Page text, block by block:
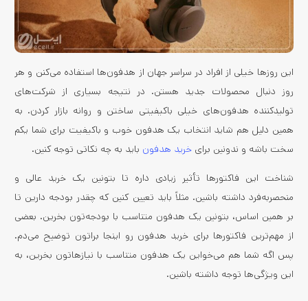
این روزها خیلی از افراد در سراسر جهان از هدفون‌ها استفاده می‌کنن و هر
روز دنبال محصولات جدید هستن. در نتیجه بسیاری از شرکت‌های
تولیدکننده هدفون‌های خیلی باکیفیتی ساختن و روانه بازار کردن. به
همین دلیل هم شاید انتخاب یک هدفون خوب و باکیفیت برای شما یکم
سخت باشه و ندونین برای خرید هدفون باید به چه نکاتی توجه کنین.
شناخت این فاکتورها تأثیر زیادی داره تا بتونین یک خرید عالی و
منحصربه‌فرد داشته باشین. مثلاً باید تعیین کنین که چقدر بودجه دارین تا
بر همین اساس، بتونین یک هدفون متناسب با بودجه‌تون بخرین. بعضی
از مهم‌ترین فاکتورها برای خرید هدفون رو اینجا براتون توضیح می‌دم.
پس اگه شما هم می‌خواین یک هدفون متناسب با نیازهاتون بخرین، به
این ویژگی‌ها توجه داشته باشین.